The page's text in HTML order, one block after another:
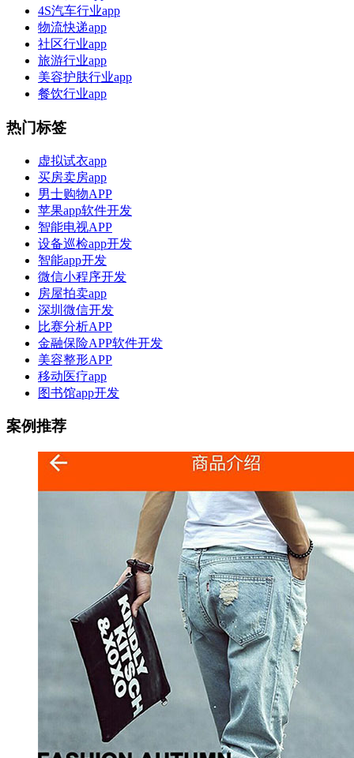
4S汽车行业app
物流快递app
社区行业app
旅游行业app
美容护肤行业app
餐饮行业app
热门标签
虚拟试衣app
买房卖房app
男士购物APP
苹果app软件开发
智能电视APP
设备巡检app开发
智能app开发
微信小程序开发
房屋拍卖app
深圳微信开发
比赛分析APP
金融保险APP软件开发
美容整形APP
移动医疗app
图书馆app开发
案例推荐